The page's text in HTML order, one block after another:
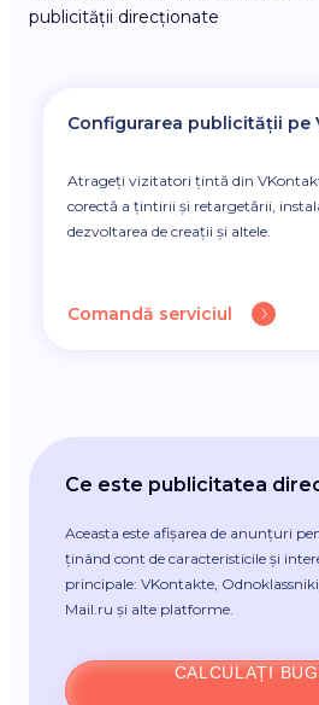
publicității direcționate
Configurarea publicității pe
Atrageți vizitatori țintă din
corectă a țintirii și retargetării,
dezvoltarea de creații și altele.
Comandă serviciul
Ce este publicitatea
Aceasta este afișarea de anunțuri
ținând cont de caracteristicile și
principale: VKontakte,
Mail.ru și alte platforme.
CALCULAȚI